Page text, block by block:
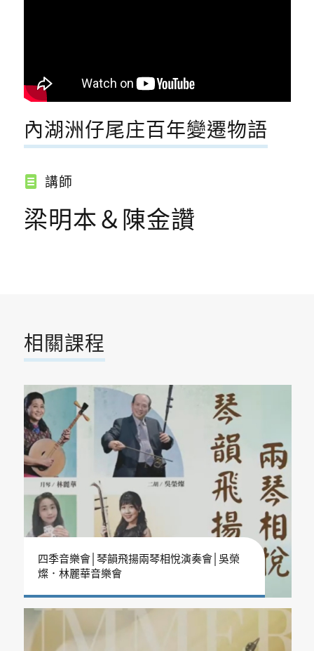
內湖洲仔尾庄百年變遷物語
講師
梁明本＆陳金讚
相關課程
四季音樂會│琴韻飛揚兩琴相悅演奏會│吳榮
燦．林麗華音樂會